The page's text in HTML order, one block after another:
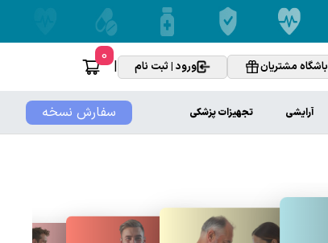
باشگاه مشتریان ورود | ثبت نام |
0
سفارش نسخه آرایشی تجهیزات پزشکی